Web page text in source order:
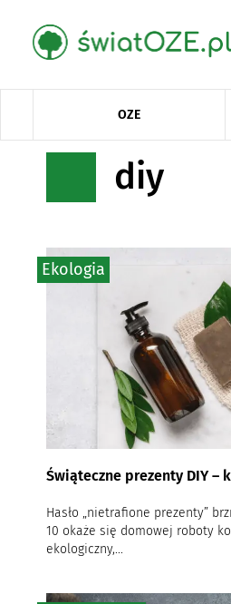
OZE
diy
Świąteczne prezenty DIY –
Hasło „nietrafione prezenty”
10 okaże się domowej roboty
ekologiczny,...
Ekologia